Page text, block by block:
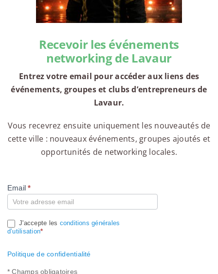
Recevoir les événements
networking de Lavaur
Entrez votre email pour accéder aux liens des
événements, groupes et clubs d’entrepreneurs de
Lavaur.
Vous recevrez ensuite uniquement les nouveautés de
cette ville : nouveaux événements, groupes ajoutés et
opportunités de networking locales.
Compte
Email*
J'accepte les conditions générales
d’utilisation*
Politique de confidentialité
* Champs obligatoires